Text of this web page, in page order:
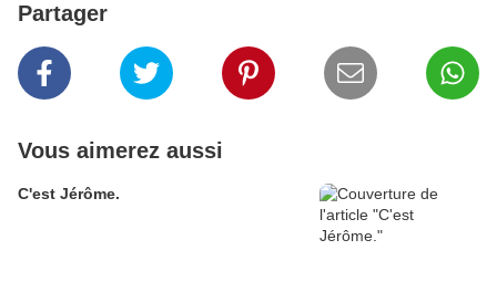
Partager
Vous aimerez aussi
C'est Jérôme.